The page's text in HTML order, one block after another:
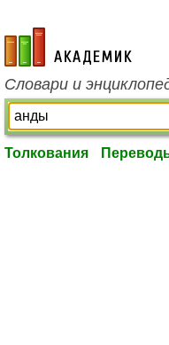
academic.ru
Словари и
Толкования